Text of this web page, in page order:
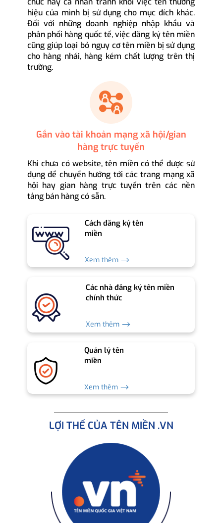
hiệu của mình bị sử dụng cho mục đích khác.
Đối với những doanh nghiệp nhập khẩu và
phân phối hàng quốc tế, việc đăng ký tên miền
cũng giúp loại bỏ nguy cơ tên miền bị sử dụng
cho hàng nhái, hàng kém chất lượng trên thị
trường.
Gắn vào tài khoản mạng xã hội/gian
hàng trực tuyến
Khi chưa có website, tên miền có thể được sử
dụng để chuyển hướng tới các trang mạng xã
hội hay gian hàng trực tuyến trên các nền
tảng bán hàng có sẵn.
Cách đăng ký tên
miền
Xem thêm ⟶
Các nhà đăng ký tên miền
chính thức
Xem thêm ⟶
Quản lý tên
miền
Xem thêm ⟶
LỢI THẾ CỦA TÊN MIỀN .VN